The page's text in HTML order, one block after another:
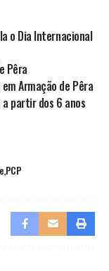
o Dia Internacional
Pêra
Armação de Pêra
a partir dos 6 anos
PCP